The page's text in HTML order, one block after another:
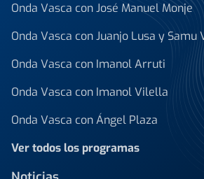
Onda Vasca con José Manuel Monje
Onda Vasca con Juanjo Lusa y Samu
Onda Vasca con Imanol Arruti
Onda Vasca con Imanol Vilella
Onda Vasca con Ángel Plaza
Ver todos los programas